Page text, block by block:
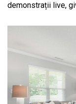
demonstrații live,